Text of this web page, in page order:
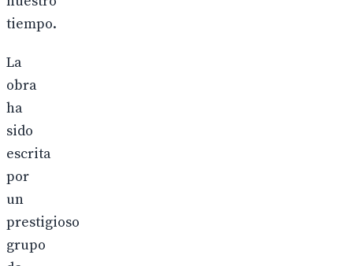
tiempo.
La
obra
ha
sido
escrita
por
un
prestigioso
grupo